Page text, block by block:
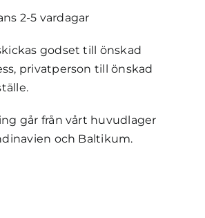
2-5 vardagar
godset till önskad
privatperson till önskad
går från vårt huvudlager
och Baltikum.